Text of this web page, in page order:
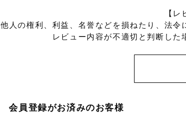
【
他人の権利、利益、名誉などを損ねたり、法令
レビュー内容が不適切と判断した
会員登録がお済みのお客様